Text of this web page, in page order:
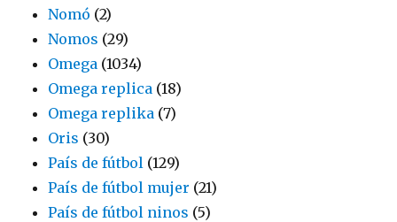
Nomó (2)
Nomos (29)
Omega (1034)
Omega replica (18)
Omega replika (7)
Oris (30)
País de fútbol (129)
País de fútbol mujer (21)
País de fútbol ninos (5)